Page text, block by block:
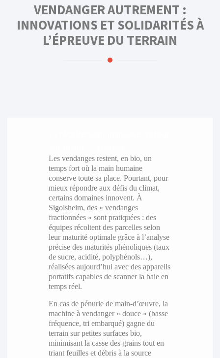
VENDANGER AUTREMENT :
INNOVATIONS ET SOLIDARITÉS À
L’ÉPREUVE DU TERRAIN
Les vendanges restent, en bio, un
temps fort où la main humaine
conserve toute sa place. Pourtant, pour
mieux répondre aux défis du climat,
certains domaines innovent. À
Sigolsheim, des « vendanges
fractionnées » sont pratiquées : des
équipes récoltent des parcelles selon
leur maturité optimale grâce à l’analyse
précise des maturités phénoliques (taux
de sucre, acidité, polyphénols…),
réalisées aujourd’hui avec des appareils
portatifs capables de scanner la baie en
temps réel.
En cas de pénurie de main-d’œuvre, la
machine à vendanger « douce » (basse
fréquence, tri embarqué) gagne du
terrain sur petites surfaces bio,
minimisant la casse des grains tout en
triant feuilles et débris à la source